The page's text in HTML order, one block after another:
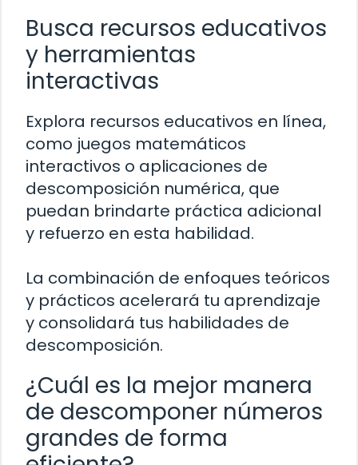
Busca recursos educativos
y herramientas
interactivas
Explora recursos educativos en línea,
como juegos matemáticos
interactivos o aplicaciones de
descomposición numérica, que
puedan brindarte práctica adicional
y refuerzo en esta habilidad.
La combinación de enfoques teóricos
y prácticos acelerará tu aprendizaje
y consolidará tus habilidades de
descomposición.
¿Cuál es la mejor manera
de descomponer números
grandes de forma